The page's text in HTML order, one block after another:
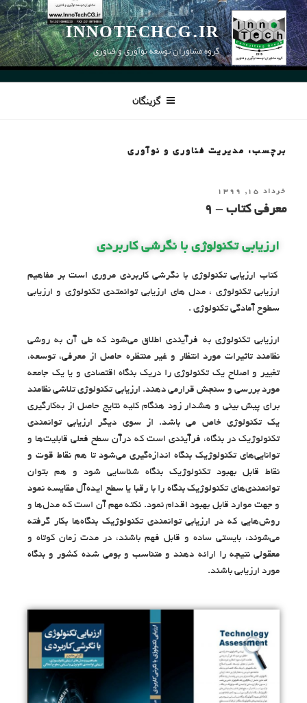
INNOTECHCG.IR
گروه مشاوران توسعه نوآوری و فناوری
گزینگان
برچسب: مدیریت فناوری و نوآوری
خرداد ۱۵, ۱۳۹۹
معرفی کتاب – 9
ارزیابی تکنولوژی با نگرشی کاربردی
کتاب ارزیابی تکنولوژی با نگرشی کاربردی مروری است بر مفاهیم
ارزیابی تکنولوژی ، مدل های ارزیابی توانمتدی تکنولوژی و ارزیابی
سطوح آمادگی تکنولوژی .
ارزیابی تکنولوژی به فرآیندی اطلاق می‌شود که طی آن به روشی
نظامند تاثیرات مورد انتظار و غیر منتظره حاصل از معرفی، توسعه،
تغییر و اصلاح یک تکنولوژی را دریک بنگاه اقتصادی و یا یک جامعه
مورد بررسی و سنجش قرارمی دهند. ارزیابی تکنولوژی تلاشی نظامند
برای پیش بینی و هشدار زود هنگام کلیه نتایج حاصل از به‌کارگیری
یک تکنولوژی خاص می باشد. از سوی دیگر ارزیابی توانمندی
تکنولوژیک در بنگاه، فرآیندی است که درآن سطح فعلی قابلیت‌ها و
توانایی‌های تکنولوژیک بنگاه اندازه‌گیری می‌شود تا هم نقاط قوت و
نقاط قابل بهبود تکنولوژیک بنگاه شناسایی شود و هم بتوان
توانمندی‌های تکنولوژیک بنگاه را با رقبا یا سطح ایده‌‌آل مقایسه نمود
و جهت موارد قابل بهبود اقدام نمود. نکته مهم آن است که مدل‌ها و
روش‌هایی که در ارزیابی توانمندی تکنولوژیک بنگاه‌ها بکار گرفته
می‌شوند، بایستی ساده و قابل فهم باشند، در مدت زمان کوتاه و
معقولی نتیجه را ارائه دهند و متناسب و بومی شده کشور و بنگاه
مورد ارزیابی باشند.